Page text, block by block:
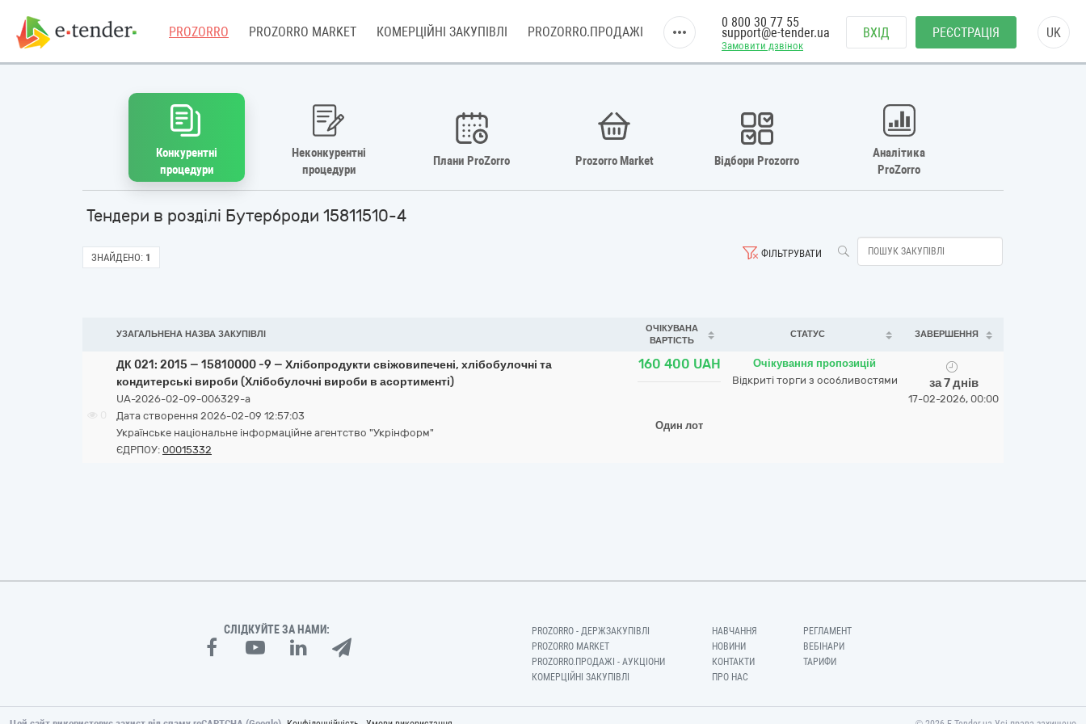
PROZORRO PROZORRO MARKET КОМЕРЦІЙНІ ЗАКУПІВЛІ PROZORRO.ПРОДАЖІ
Замовити дзвінок
0 800 30 77 55
support@e-tender.ua ВХІД РЕЄСТРАЦІЯ UK
Конкурентні
процедури
Неконкурентні
процедури
Плани ProZorro Prozorro Market Відбори Prozorro
Аналітика
ProZorro
Тендери в розділі Бутерброди 15811510-4
ФІЛЬТРУВАТИ
ЗНАЙДЕНО: 1
УЗАГАЛЬНЕНА НАЗВА ЗАКУПІВЛІ
ОЧІКУВАНА
ВАРТІСТЬ
СТАТУС ЗАВЕРШЕННЯ
ДК 021: 2015 — 15810000 -9 — Хлібопродукти свіжовипечені, хлібобулочні та
кондитерські вироби (Хлібобулочні вироби в асортименті)
UA-2026-02-09-006329-a
Дата створення 2026-02-09 12:57:03
Українське національне інформаційне агентство "Укрінформ"
ЄДРПОУ: 00015332
160 400 UAH
Один лот
Очікування пропозицій
Відкриті торги з особливостями
за 7 днів
17-02-2026, 00:00
СЛІДКУЙТЕ ЗА НАМИ:
PROZORRO - ДЕРЖЗАКУПІВЛІ
PROZORRO MARKET
PROZORRO.ПРОДАЖІ - АУКЦІОНИ
КОМЕРЦІЙНІ ЗАКУПІВЛІ
НАВЧАННЯ
НОВИНИ
КОНТАКТИ
ПРО НАС
РЕГЛАМЕНТ
ВЕБІНАРИ
ТАРИФИ